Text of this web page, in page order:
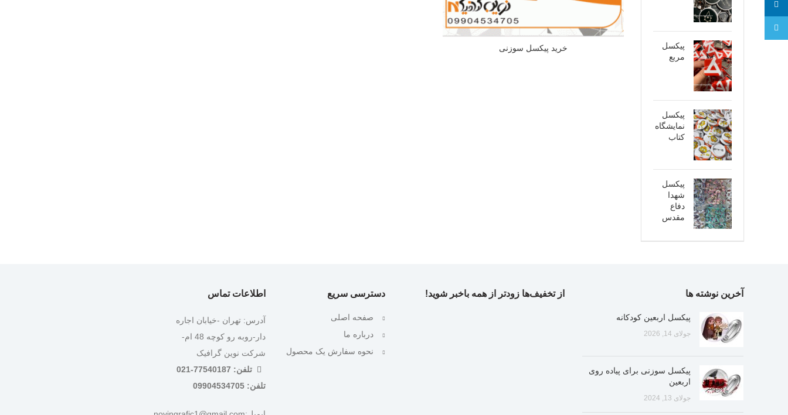
خرید پیکسل سوزنی
پیکسل
مربع
پیکسل
نمایشگاه
کتاب
پیکسل
شهدا
دفاع
مقدس
آخرین نوشته ها
پیکسل اربعین کودکانه
جولای 14, 2026
پیکسل سوزنی برای پیاده روی
اربعین
جولای 13, 2024
از تخفیف‌ها زودتر از همه باخبر شوید! دسترسی سریع
صفحه اصلی
درباره ما
نحوه سفارش یک محصول
اطلاعات تماس
آدرس: تهران -خیابان اجاره
دار-روبه رو کوچه 48 ام-
شرکت نوین گرافیک
تلفن: 77540187-021
تلفن: 09904534705
لینکدین
تلگرام